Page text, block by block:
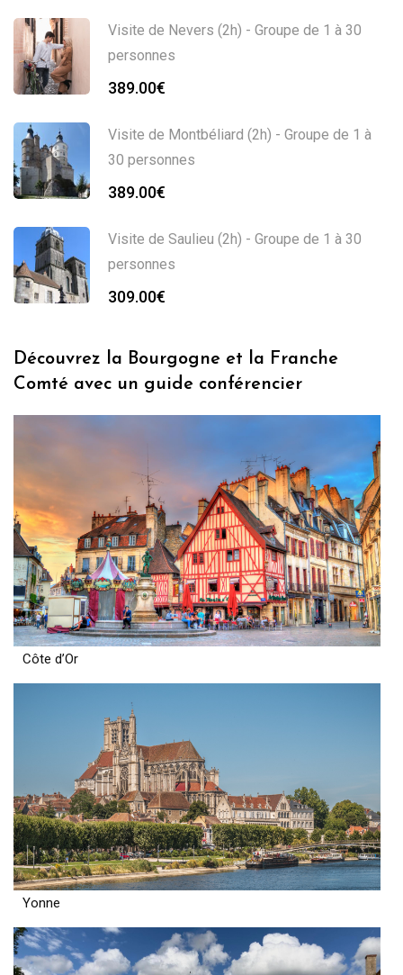
Visite de Nevers (2h) - Groupe de 1 à 30
personnes
389.00€
Visite de Montbéliard (2h) - Groupe de 1 à
30 personnes
389.00€
Visite de Saulieu (2h) - Groupe de 1 à 30
personnes
309.00€
Découvrez la Bourgogne et la Franche
Comté avec un guide conférencier
Côte d’Or
Yonne